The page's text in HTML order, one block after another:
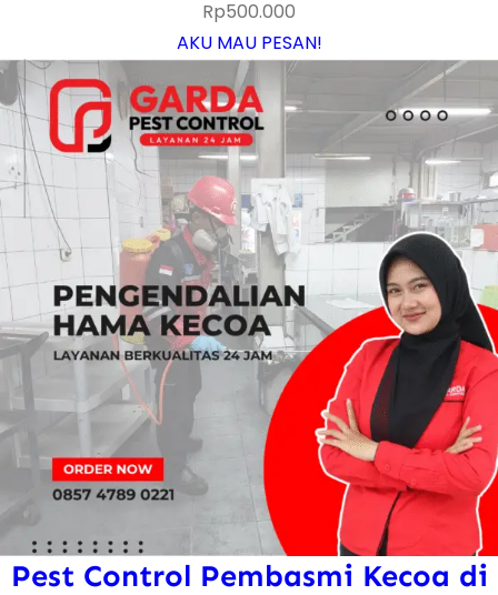
Rp500.000
AKU MAU PESAN!
Pest Control Pembasmi Kecoa di